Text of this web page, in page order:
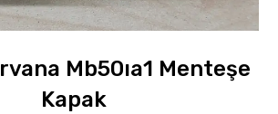
Mb50ıa1 Menteşe
Kapak